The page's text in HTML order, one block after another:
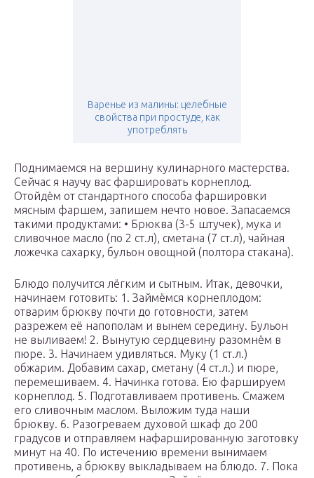
Варенье из малины: целебные
свойства при простуде, как
употреблять
Поднимаемся на вершину кулинарного мастерства.
Сейчас я научу вас фаршировать корнеплод.
Отойдём от стандартного способа фаршировки
мясным фаршем, запишем нечто новое. Запасаемся
такими продуктами: • Брюква (3-5 штучек), мука и
сливочное масло (по 2 ст.л), сметана (7 ст.л), чайная
ложечка сахарку, бульон овощной (полтора стакана).
Блюдо получится лёгким и сытным. Итак, девочки,
начинаем готовить: 1. Займёмся корнеплодом:
отварим брюкву почти до готовности, затем
разрежем её напополам и вынем середину. Бульон
не выливаем! 2. Вынутую сердцевину разомнём в
пюре. 3. Начинаем удивляться. Муку (1 ст.л.)
обжарим. Добавим сахар, сметану (4 ст.л.) и пюре,
перемешиваем. 4. Начинка готова. Ею фаршируем
корнеплод. 5. Подготавливаем противень. Смажем
его сливочным маслом. Выложим туда наши
брюкву. 6. Разогреваем духовой шкаф до 200
градусов и отправляем нафаршированную заготовку
минут на 40. По истечению времени вынимаем
противень, а брюкву выкладываем на блюдо. 7. Пока